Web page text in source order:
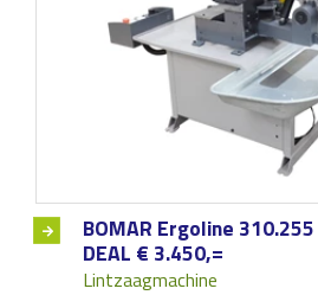
BOMAR Ergoline 310.255
DEAL € 3.450,=
Lintzaagmachine